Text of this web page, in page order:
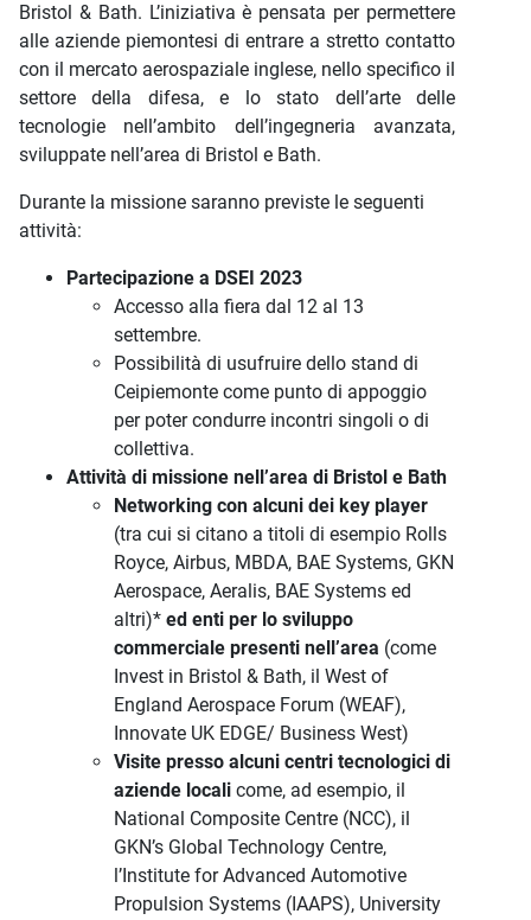
Bristol & Bath. L’iniziativa è pensata per permettere
alle aziende piemontesi di entrare a stretto contatto
con il mercato aerospaziale inglese, nello specifico il
settore della difesa, e lo stato dell’arte delle
tecnologie nell’ambito dell’ingegneria avanzata,
sviluppate nell’area di Bristol e Bath.
Durante la missione saranno previste le seguenti
attività:
Partecipazione a DSEI 2023
Accesso alla fiera dal 12 al 13
settembre.
Possibilità di usufruire dello stand di
Ceipiemonte come punto di appoggio
per poter condurre incontri singoli o di
collettiva.
Attività di missione nell’area di Bristol e Bath
Networking con alcuni dei key player
(tra cui si citano a titoli di esempio Rolls
Royce, Airbus, MBDA, BAE Systems, GKN
Aerospace, Aeralis, BAE Systems ed
altri)* ed enti per lo sviluppo
commerciale presenti nell’area (come
Invest in Bristol & Bath, il West of
England Aerospace Forum (WEAF),
Innovate UK EDGE/ Business West)
Visite presso alcuni centri tecnologici di
aziende locali come, ad esempio, il
National Composite Centre (NCC), il
GKN’s Global Technology Centre,
l’Institute for Advanced Automotive
Propulsion Systems (IAAPS), University